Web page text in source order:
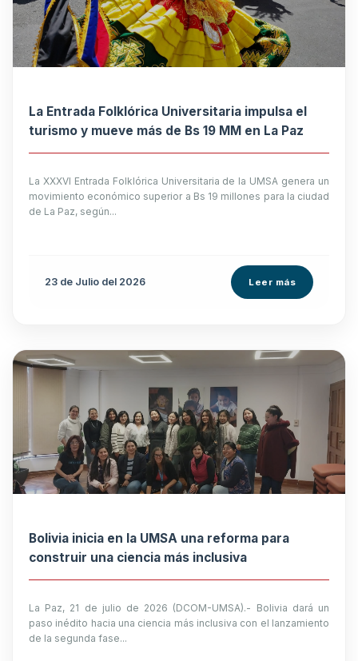
La Entrada Folklórica Universitaria impulsa el
turismo y mueve más de Bs 19 MM en La Paz
La XXXVI Entrada Folklórica Universitaria de la UMSA genera un
movimiento económico superior a Bs 19 millones para la ciudad
de La Paz, según...
23 de Julio del 2026 Leer más
Bolivia inicia en la UMSA una reforma para
construir una ciencia más inclusiva
La Paz, 21 de julio de 2026 (DCOM-UMSA).- Bolivia dará un
paso inédito hacia una ciencia más inclusiva con el lanzamiento
de la segunda fase...